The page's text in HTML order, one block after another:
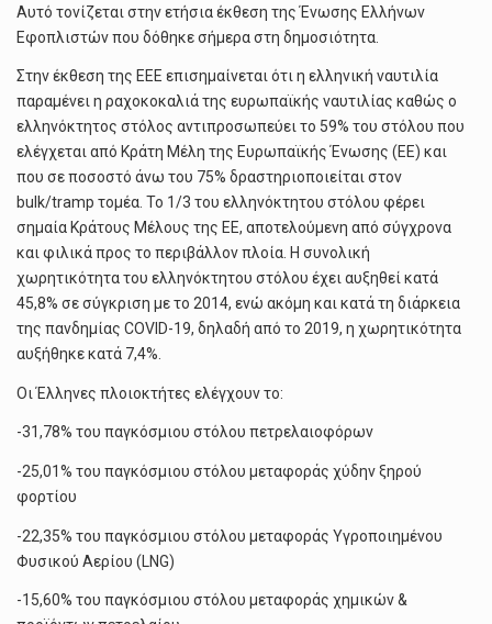
Αυτό τονίζεται στην ετήσια έκθεση της Ένωσης Ελλήνων
Εφοπλιστών που δόθηκε σήμερα στη δημοσιότητα.
Στην έκθεση της ΕΕΕ επισημαίνεται ότι η ελληνική ναυτιλία
παραμένει η ραχοκοκαλιά της ευρωπαϊκής ναυτιλίας καθώς ο
ελληνόκτητος στόλος αντιπροσωπεύει το 59% του στόλου που
ελέγχεται από Κράτη Μέλη της Ευρωπαϊκής Ένωσης (ΕΕ) και
που σε ποσοστό άνω του 75% δραστηριοποιείται στον
bulk/tramp τομέα. Το 1/3 του ελληνόκτητου στόλου φέρει
σημαία Κράτους Μέλους της ΕΕ, αποτελούμενη από σύγχρονα
και φιλικά προς το περιβάλλον πλοία. Η συνολική
χωρητικότητα του ελληνόκτητου στόλου έχει αυξηθεί κατά
45,8% σε σύγκριση με το 2014, ενώ ακόμη και κατά τη διάρκεια
της πανδημίας COVID-19, δηλαδή από το 2019, η χωρητικότητα
αυξήθηκε κατά 7,4%.
Οι Έλληνες πλοιοκτήτες ελέγχουν το:
-31,78% του παγκόσμιου στόλου πετρελαιοφόρων
-25,01% του παγκόσμιου στόλου μεταφοράς χύδην ξηρού
φορτίου
-22,35% του παγκόσμιου στόλου μεταφοράς Υγροποιημένου
Φυσικού Αερίου (LNG)
-15,60% του παγκόσμιου στόλου μεταφοράς χημικών &